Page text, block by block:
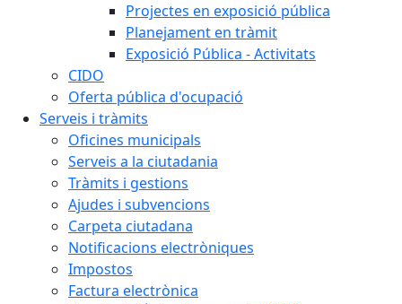
Projectes en exposició pública
Planejament en tràmit
Exposició Pública - Activitats
CIDO
Oferta pública d'ocupació
Serveis i tràmits
Oficines municipals
Serveis a la ciutadania
Tràmits i gestions
Ajudes i subvencions
Carpeta ciutadana
Notificacions electròniques
Impostos
Factura electrònica